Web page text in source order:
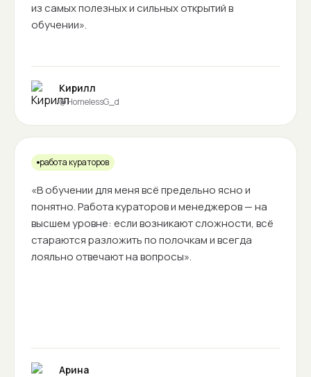
из самых полезных и сильных открытий в
обучении».
Кирилл
@HomelessG_d
работа кураторов
«В обучении для меня всё предельно ясно и
понятно. Работа кураторов и менеджеров — на
высшем уровне: если возникают сложности, всё
стараются разложить по полочкам и всегда
лояльно отвечают на вопросы».
Арина